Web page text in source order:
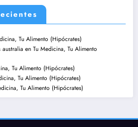
Tu Alimento (Hipócrates)
en Tu Medicina, Tu Alimento
Tu Alimento (Hipócrates)
Tu Alimento (Hipócrates)
Tu Alimento (Hipócrates)